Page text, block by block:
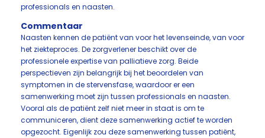
professionals en naasten.
Commentaar
Naasten kennen de patiënt van voor het levenseinde, van voor
het ziekteproces. De zorgverlener beschikt over de
professionele expertise van palliatieve zorg. Beide
perspectieven zijn belangrijk bij het beoordelen van
symptomen in de stervensfase, waardoor er een
samenwerking moet zijn tussen professionals en naasten.
Vooral als de patiënt zelf niet meer in staat is om te
communiceren, dient deze samenwerking actief te worden
opgezocht. Eigenlijk zou deze samenwerking tussen patiënt,